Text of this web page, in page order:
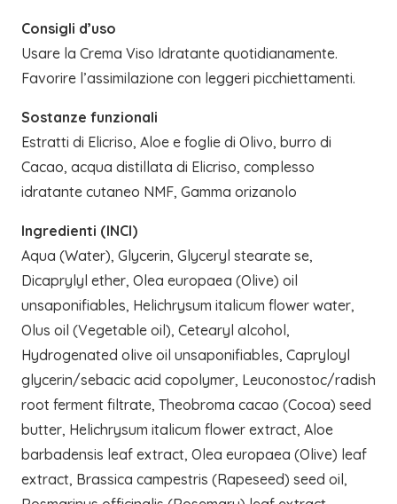
Consigli d’uso
Usare la Crema Viso Idratante quotidianamente.
Favorire l’assimilazione con leggeri picchiettamenti.
Sostanze funzionali
Estratti di Elicriso, Aloe e foglie di Olivo, burro di
Cacao, acqua distillata di Elicriso, complesso
idratante cutaneo NMF, Gamma orizanolo
Ingredienti (INCI)
Aqua (Water), Glycerin, Glyceryl stearate se,
Dicaprylyl ether, Olea europaea (Olive) oil
unsaponifiables, Helichrysum italicum flower water,
Olus oil (Vegetable oil), Cetearyl alcohol,
Hydrogenated olive oil unsaponifiables, Capryloyl
glycerin/sebacic acid copolymer, Leuconostoc/radish
root ferment filtrate, Theobroma cacao (Cocoa) seed
butter, Helichrysum italicum flower extract, Aloe
barbadensis leaf extract, Olea europaea (Olive) leaf
extract, Brassica campestris (Rapeseed) seed oil,